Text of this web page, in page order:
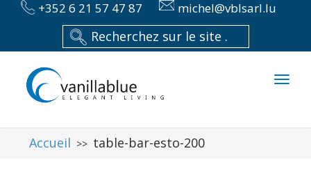
+352 6 21 57 47 87 michel@vblsarl.lu
Accueil >> table-bar-esto-200